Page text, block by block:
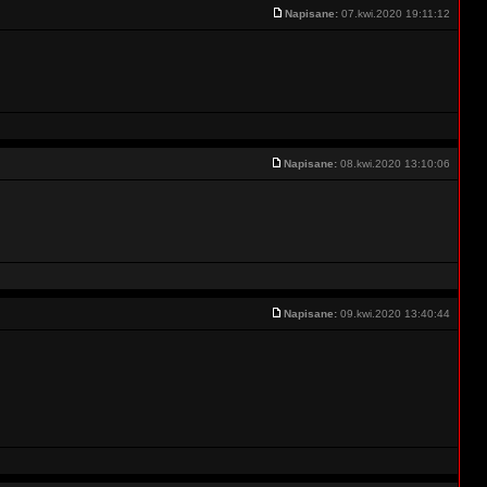
Napisane: 07.kwi.2020 19:11:12
Napisane: 08.kwi.2020 13:10:06
Napisane: 09.kwi.2020 13:40:44